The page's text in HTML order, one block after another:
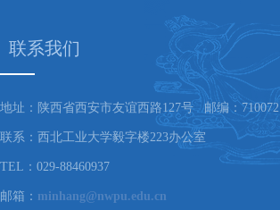
联系我们
地址：陕西省西安市友谊西路127号 邮编：710072
联系：西北工业大学毅字楼223办公室
TEL：029-88460937
邮箱： minhang@nwpu.edu.cn